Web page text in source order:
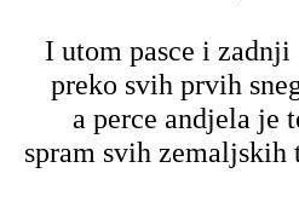
I utom pasce i zadnji
preko svih prvih
a perce andjela je
spram svih zemaljskih